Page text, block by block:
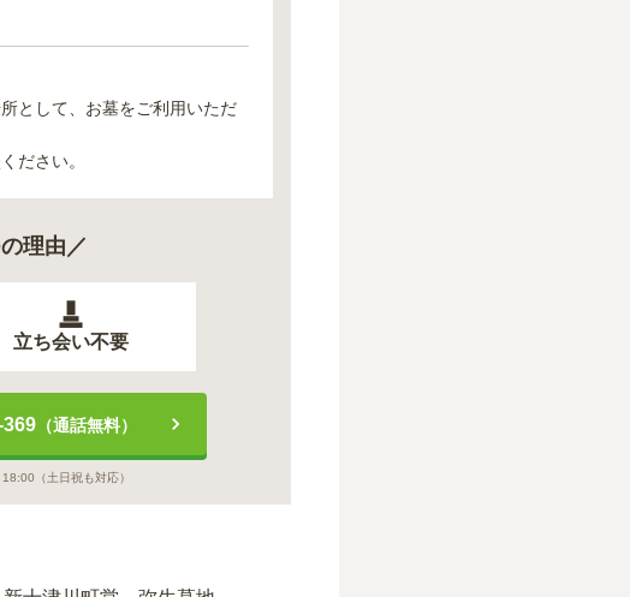
として、お墓をご利用いただ
ださい。
理由／
立ち会い不要
（通話無料）
（土日祝も対応）